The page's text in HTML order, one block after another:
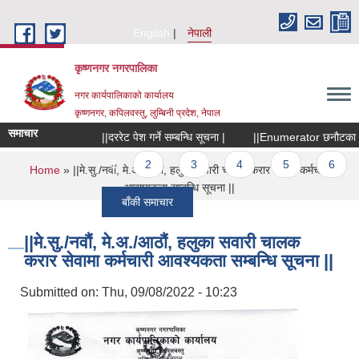
English
नेपाली
कृष्णनगर नगरपालिका
नगर कार्यपालिकाको कार्यालय
कृष्णनगर, कपिलवस्तु, लुम्बिनी प्रदेश, नेपाल
समाचार ||दररेट पेश गर्ने सम्बन्धि सूचना | ||Enumerator छनौटका
Pages
1 2 3 4 5 6
बाँकी समाचार
You are here
Home» ||मे.सु./नवौं, मे.अ./आठौं, हलुका सवारी चालक करार सेवामा कर्मचारी
आवश्यकता सम्बन्धि सूचना ||
||मे.सु./नवौं, मे.अ./आठौं, हलुका सवारी चालक
करार सेवामा कर्मचारी आवश्यकता सम्बन्धि सूचना ||
Submitted on: Thu, 09/08/2022 - 10:23